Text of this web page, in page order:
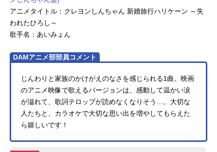
ビ東京ほか話数全12話キャストロイ
アニメタイトル：クレヨンしんちゃん 新婚旅行ハリケーン ～失
われたひろし～
歌手名：あいみょん
DAMアニメ部部員コメント
じんわりと家族のかけがえのなさを感じられる1曲。映画
のアニメ映像で歌えるバージョンは、感動して温かい涙
が溢れて、歌詞テロップが読めなくなりそう…。大切な
人たちと、カラオケで大切な思い出を増やしてもらえた
ら嬉しいです！